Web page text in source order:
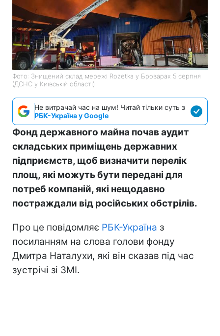
Фото: Знищений склад мережі Rozetka у Броварах 5 серпня
(ДСНС у Київській області)
Не витрачай час на шум! Читай тільки суть з
РБК-Україна у Google
Фонд державного майна почав аудит
складських приміщень державних
підприємств, щоб визначити перелік
площ, які можуть бути передані для
потреб компаній, які нещодавно
постраждали від російських обстрілів.
Про це повідомляє РБК-Україна з
посиланням на слова голови фонду
Дмитра Наталухи, які він сказав під час
зустрічі зі ЗМІ.